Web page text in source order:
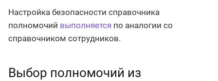
Настройка безопасности справочника
полномочий выполняется по аналогии со
справочником сотрудников.
Выбор полномочий из